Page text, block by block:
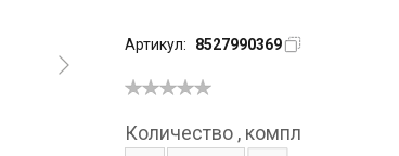
Артикул: 8527990369
Количество , компл